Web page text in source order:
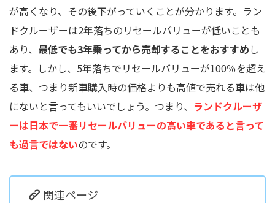
が高くなり、その後下がっていくことが分かります。ラン
ドクルーザーは2年落ちのリセールバリューが低いことも
あり、 最低でも3年乗ってから売却することをおすすめし
ます。しかし、5年落ちでリセールバリューが100％を超え
る車、つまり新車購入時の価格よりも高値で売れる車は他
にないと言ってもいいでしょう。つまり、 ランドクルーザ
ーは日本で一番リセールバリューの高い車であると言って
も過言ではないのです。
関連ページ